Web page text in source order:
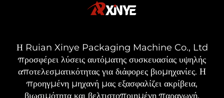
Η Ruian Xinye Packaging Machine Co., Ltd
προσφέρει λύσεις αυτόματης συσκευασίας υψηλής
αποτελεσματικότητας για διάφορες βιομηχανίες. Η
προηγμένη μηχανή μας εξασφαλίζει ακρίβεια,
βιωσιμότητα και βελτιστοποιημένη παραγωγή.